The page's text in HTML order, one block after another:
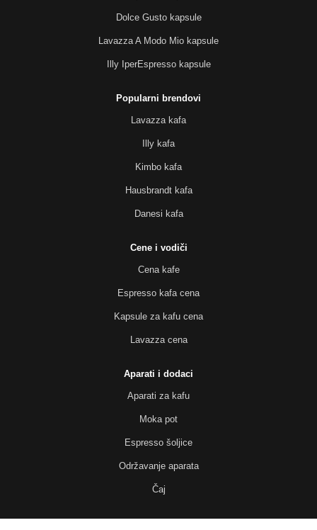
Dolce Gusto kapsule
Lavazza A Modo Mio kapsule
Illy IperEspresso kapsule
Popularni brendovi
Lavazza kafa
Illy kafa
Kimbo kafa
Hausbrandt kafa
Danesi kafa
Cene i vodiči
Cena kafe
Espresso kafa cena
Kapsule za kafu cena
Lavazza cena
Aparati i dodaci
Aparati za kafu
Moka pot
Espresso šoljice
Održavanje aparata
Čaj